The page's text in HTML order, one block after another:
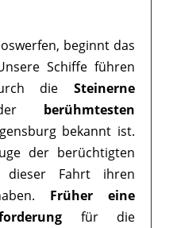
beginnt das
Schiffe führen
die Steinerne
berühmtesten
bekannt ist.
der berüchtigten
Fahrt ihren
Früher eine
für die